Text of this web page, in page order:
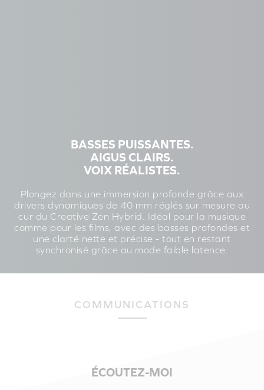
BASSES PUISSANTES.
AIGUS CLAIRS.
VOIX RÉALISTES.
Plongez dans une immersion profonde grâce aux
drivers dynamiques de 40 mm réglés sur mesure au
cur du Creative Zen Hybrid. Idéal pour la musique
comme pour les films, avec des basses profondes et
une clarté nette et précise - tout en restant
synchronisé grâce au mode faible latence.
COMMUNICATIONS
ÉCOUTEZ-MOI